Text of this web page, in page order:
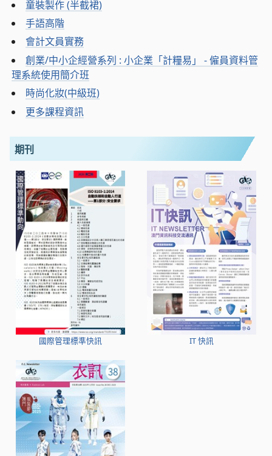
童裝製作 (半截裙)
手語高階
會計文員實務
創業/中小企經營系列 : 小企業「計糧易」 - 僱員資料管
理系統使用簡介班
時尚化妝(中級班)
更多課程資訊
期刊
國際管理標準快訊 IT 快訊